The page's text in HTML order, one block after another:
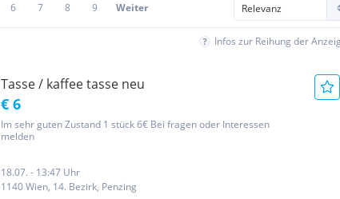
6 7 8 9 Weiter
Infos zur Reihung der
Tasse / kaffee tasse neu
€ 6
Im sehr guten Zustand 1 stück 6€ Bei fragen oder Interessen
melden
18.07. - 13:47 Uhr
1140 Wien, 14. Bezirk, Penzing